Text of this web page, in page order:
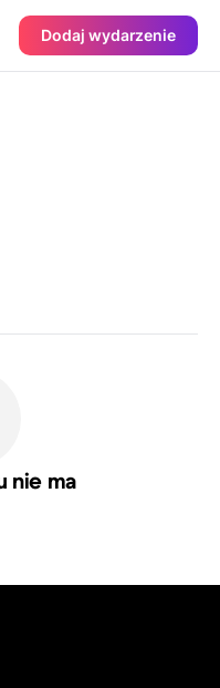
Dodaj wydarzenie
nie ma